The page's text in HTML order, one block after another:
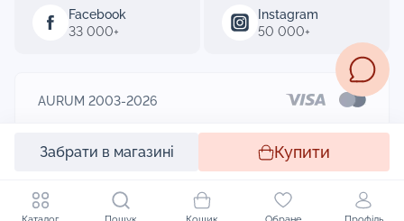
Забрати в магазині Купити
Facebook
33 000+
Instagram
50 000+
AURUM 2003-2026